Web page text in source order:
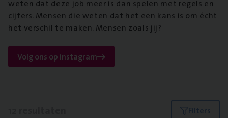
weten dat deze job meer is dan spelen met regels en
cijfers. Mensen die weten dat het een kans is om écht
het verschil te maken. Mensen zoals jij?
Volg ons op instagram
Filters